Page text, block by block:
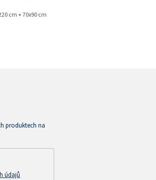
cm + 70x90 cm
produktech na
údajů